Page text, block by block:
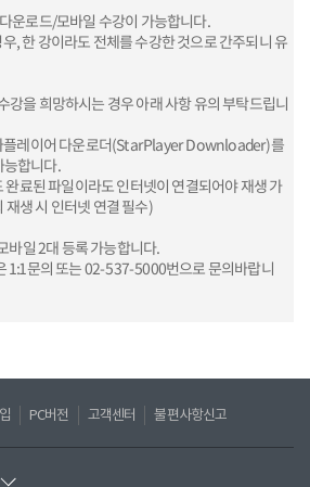
운로드/모바일 수강이 가능합니다.
, 한 강이라도 전체를 수강한 것으로 간주되니 유
을 희망하시는 경우 아래 사항 유의 부탁드립니
플레이어 다운로더(StarPlayer Downloader)를
능합니다.
완료된 파일이라도 인터넷이 연결되어야 재생 가
생 시 인터넷 연결 필수)
바일 2대 등록 가능합니다.
1:1문의 또는 02-537-5000번으로 문의바랍니
PC버전 고객센터 불편사항신고